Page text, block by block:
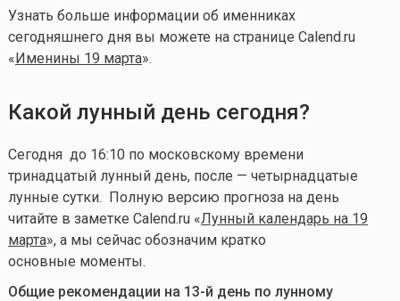
Узнать больше информации об именниках
сегодняшнего дня вы можете на странице Calend.ru
«Именины 19 марта».
Какой лунный день сегодня?
Сегодня до 16:10 по московскому времени
тринадцатый лунный день, после — четырнадцатые
лунные сутки. Полную версию прогноза на день
читайте в заметке Calend.ru «Лунный календарь на 19
марта», а мы сейчас обозначим кратко
основные моменты.
Общие рекомендации на 13-й день по лунному